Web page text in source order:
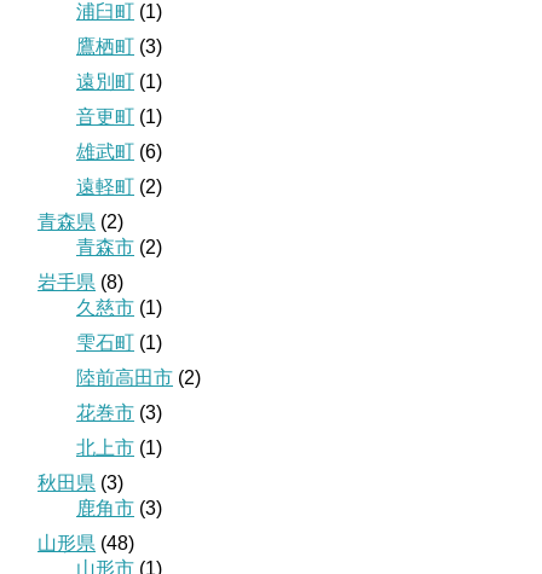
浦臼町 (1)
鷹栖町 (3)
遠別町 (1)
音更町 (1)
雄武町 (6)
遠軽町 (2)
青森県 (2)
青森市 (2)
岩手県 (8)
久慈市 (1)
雫石町 (1)
陸前高田市 (2)
花巻市 (3)
北上市 (1)
秋田県 (3)
鹿角市 (3)
山形県 (48)
山形市 (1)